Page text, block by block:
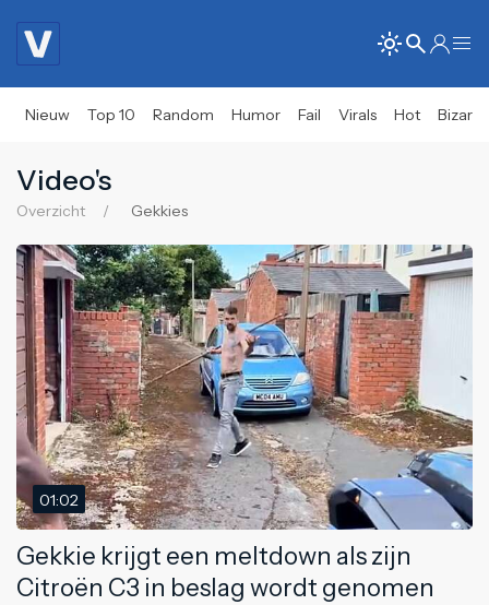
Nieuw Top 10 Random Humor Fail Virals Hot Bizar
Video's
Overzicht Gekkies
01:02
Gekkie krijgt een meltdown als zijn
Citroën C3 in beslag wordt genomen